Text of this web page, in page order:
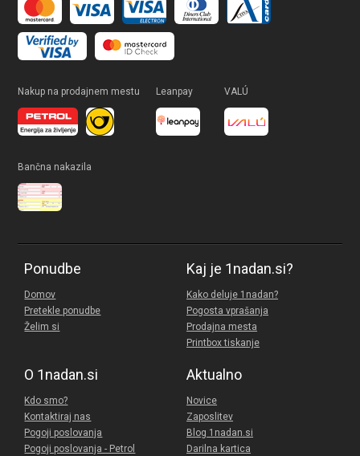
Nakup na prodajnem mestu Leanpay VALÚ
Bančna nakazila
Ponudbe
Domov
Pretekle ponudbe
Želim si
Kaj je 1nadan.si?
Kako deluje 1nadan?
Pogosta vprašanja
Prodajna mesta
Printbox tiskanje
O 1nadan.si
Kdo smo?
Kontaktiraj nas
Pogoji poslovanja
Pogoji poslovanja - Petrol
Aktualno
Novice
Zaposlitev
Blog 1nadan.si
Darilna kartica